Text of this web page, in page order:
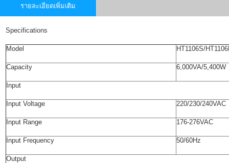
รายละเอียดเพิ่มเติม
Specifications
Model HT1106S/
Capacity 6,000VA/5,400W
Input
Input Voltage 220/230/240VAC
Input Range 176-276VAC
Input Frequency 50/60Hz
Output